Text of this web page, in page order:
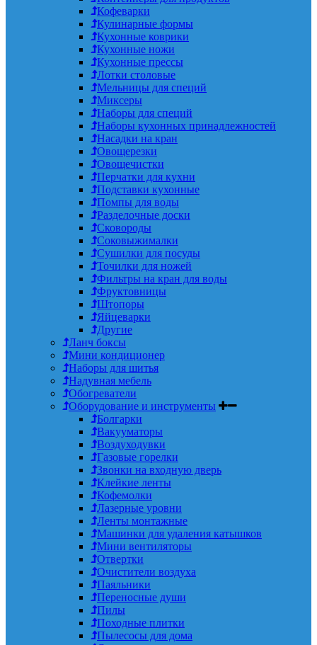
Кофеварки
Кулинарные формы
Кухонные коврики
Кухонные ножи
Кухонные прессы
Лотки столовые
Мельницы для специй
Миксеры
Наборы для специй
Наборы кухонных принадлежностей
Насадки на кран
Овощерезки
Овощечистки
Перчатки для кухни
Подставки кухонные
Помпы для воды
Разделочные доски
Сковороды
Соковыжималки
Сушилки для посуды
Точилки для ножей
Фильтры на кран для воды
Фруктовницы
Штопоры
Яйцеварки
Другие
Ланч боксы
Мини кондиционер
Наборы для шитья
Надувная мебель
Обогреватели
Оборудование и инструменты
Болгарки
Вакууматоры
Воздуходувки
Газовые горелки
Звонки на входную дверь
Клейкие ленты
Кофемолки
Лазерные уровни
Ленты монтажные
Машинки для удаления катышков
Мини вентиляторы
Отвертки
Очистители воздуха
Паяльники
Переносные души
Пилы
Походные плитки
Пылесосы для дома